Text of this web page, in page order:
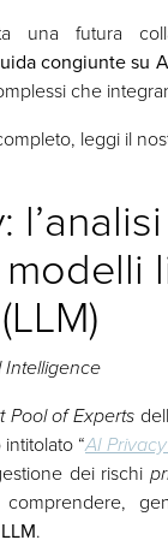
una futura
congiunte su
che
leggi il
Intelligence
Pool of Experts
“AI
dei rischi
LLM.